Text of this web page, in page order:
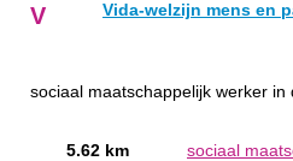
V Vida-welzijn mens en
sociaal maatschappelijk werker in
5.62 km sociaal